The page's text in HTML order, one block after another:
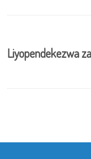
Liyopendekezwa